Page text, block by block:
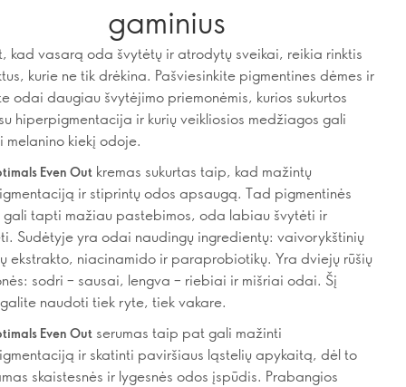
gaminius
kad vasarą oda švytėtų ir atrodytų sveikai, reikia rinktis
kurie ne tik drėkina. Pašviesinkite pigmentines dėmes ir
odai daugiau švytėjimo priemonėmis, kurios sukurtos
hiperpigmentacija ir kurių veikliosios medžiagos gali
melanino kiekį odoje.
Even Out kremas sukurtas taip, kad mažintų
ir stiprintų odos apsaugą. Tad pigmentinės
gali tapti mažiau pastebimos, oda labiau švytėti ir
Sudėtyje yra odai naudingų ingredientų: vaivorykštinių
ekstrakto, niacinamido ir paraprobiotikų. Yra dviejų rūšių
sodri – sausai, lengva – riebiai ir mišriai odai. Šį
naudoti tiek ryte, tiek vakare.
Even Out serumas taip pat gali mažinti
ir skatinti paviršiaus ląstelių apykaitą, dėl to
skaistesnės ir lygesnės odos įspūdis. Prabangios